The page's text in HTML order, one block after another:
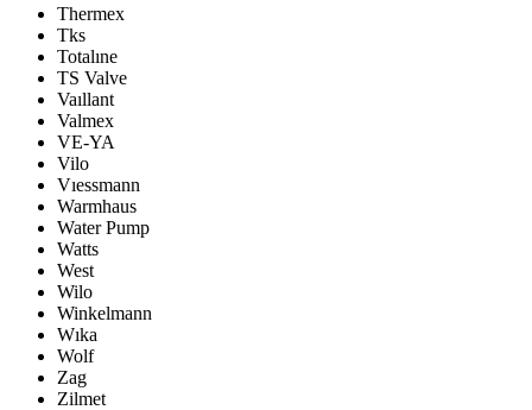
Thermex
Tks
Totalıne
TS Valve
Vaıllant
Valmex
VE-YA
Vilo
Vıessmann
Warmhaus
Water Pump
Watts
West
Wilo
Winkelmann
Wıka
Wolf
Zag
Zilmet